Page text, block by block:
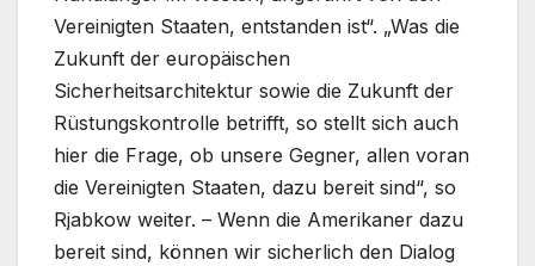
Vereinigten Staaten, entstanden ist“. „Was die
Zukunft der europäischen
Sicherheitsarchitektur sowie die Zukunft der
Rüstungskontrolle betrifft, so stellt sich auch
hier die Frage, ob unsere Gegner, allen voran
die Vereinigten Staaten, dazu bereit sind“, so
Rjabkow weiter. – Wenn die Amerikaner dazu
bereit sind, können wir sicherlich den Dialog